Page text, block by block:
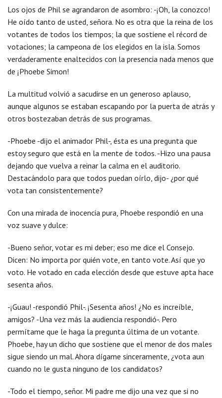
Los ojos de Phil se agrandaron de asombro: -¡Oh, la conozco!
He oído tanto de usted, señora. No es otra que la reina de los
votantes de todos los tiempos; la que sostiene el récord de
votaciones; la campeona de los elegidos en la isla. Somos
verdaderamente enaltecidos con la presencia nada menos que
de ¡Phoebe Simon!
La multitud volvió a sacudirse en un generoso aplauso,
aunque algunos se estaban escapando por la puerta de atrás y
otros bostezaban detrás de sus programas.
-Phoebe -dijo el animador Phil-, ésta es una pregunta que
estoy seguro que está en la mente de todos. -Hizo una pausa
dejando que vuelva a reinar la calma en el auditorio.
Destacándolo para que todos puedan oírlo, dijo- ¿por qué
vota tan consistentemente?
Con una mirada de inocencia pura, Phoebe respondió en una
voz suave y dulce:
-Bueno señor, votar es mi deber; eso me dice el Consejo.
Dicen: No importa por quién vote, en tanto vote. Así que yo
voto. He votado en cada elección desde que estuve apta hace
sesenta años.
-¡Guau! -respondió Phil-. ¡Sesenta años! ¿No es increíble,
amigos? -Una vez más la audiencia respondió-. Pero
permítame que le haga la pregunta última de un votante.
Phoebe, hay un dicho que sostiene que el menor de dos males
sigue siendo un mal. Ahora dígame sinceramente, ¿vota aun
cuando no le gusta ninguno de los candidatos?
-Todo el tiempo, señor. Mi padre me dijo una vez que si no